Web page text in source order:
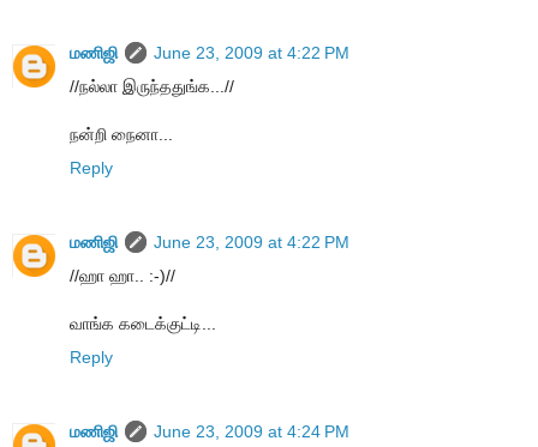
மணிஜி
June 23, 2009 at 4:22 PM
//நல்லா இருந்ததுங்க...//
நன்றி நைனா...
Reply
மணிஜி
June 23, 2009 at 4:22 PM
//ஹா ஹா.. :-)//
வாங்க கடைக்குட்டி...
Reply
மணிஜி
June 23, 2009 at 4:24 PM